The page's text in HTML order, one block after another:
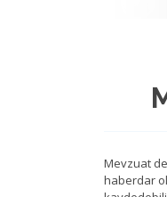
Mevzuat
haberdar